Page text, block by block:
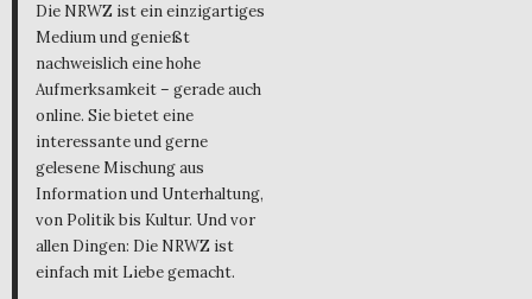
Die NRWZ ist ein einzigartiges
Medium und genießt
nachweislich eine hohe
Aufmerksamkeit – gerade auch
online. Sie bietet eine
interessante und gerne
gelesene Mischung aus
Information und Unterhaltung,
von Politik bis Kultur. Und vor
allen Dingen: Die NRWZ ist
einfach mit Liebe gemacht.